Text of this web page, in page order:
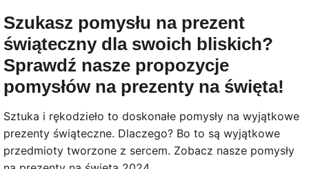
Szukasz pomysłu na prezent
świąteczny dla swoich bliskich?
Sprawdź nasze propozycje
pomysłów na prezenty na święta!
Sztuka i rękodzieło to doskonałe pomysły na wyjątkowe
prezenty świąteczne. Dlaczego? Bo to są wyjątkowe
przedmioty tworzone z sercem. Zobacz nasze pomysły